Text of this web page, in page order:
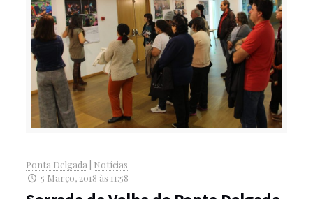
Ponta Delgada
Notícias
5 Março, 2018 às 11:58